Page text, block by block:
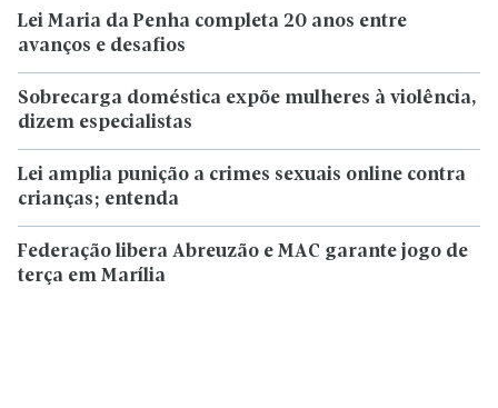
Lei Maria da Penha completa 20 anos entre
avanços e desafios
Sobrecarga doméstica expõe mulheres à violência,
dizem especialistas
Lei amplia punição a crimes sexuais online contra
crianças; entenda
Federação libera Abreuzão e MAC garante jogo de
terça em Marília